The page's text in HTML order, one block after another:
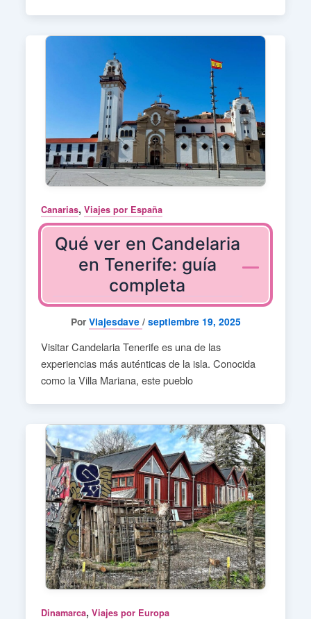
Canarias, Viajes por España
Qué ver en Candelaria
en Tenerife: guía
completa
Por Viajesdave / septiembre 19, 2025
Visitar Candelaria Tenerife es una de las
experiencias más auténticas de la isla. Conocida
como la Villa Mariana, este pueblo
Dinamarca, Viajes por Europa